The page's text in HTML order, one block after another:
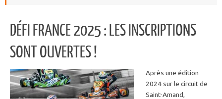
DÉFI FRANCE 2025 : LES INSCRIPTIONS
SONT OUVERTES !
Après une édition
2024 sur le circuit de
Saint-Amand,